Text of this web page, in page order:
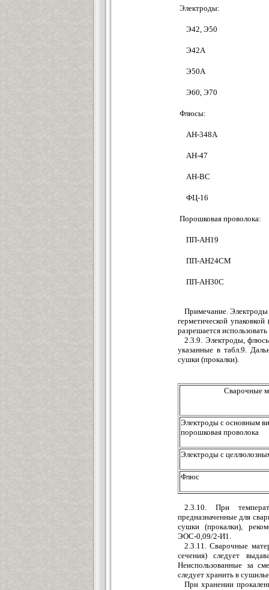
Электроды:
Э42, Э50
Э42А
Э50А
Э60, Э70
Флюсы:
АН-348А
АН-47
АН-ВС
ФЦ-16
Порошковая проволока:
ПП-АН19
ПП-АН24СМ
ПП-АН30С
Примечание.
герметической
разрешается
2.3.9. Электроды,
указанные в табл.9.
сушки (прокалки).
Сварочные
Электроды с основным
порошковая проволока
Электроды с
Флюс
2.3.10. При
предназначенные для
сушки (прокалки),
ЭОС-0,09/2-И1.
2.3.11. Сварочные
сечения) следует
Неиспользованные за
следует хранить в
При хранении